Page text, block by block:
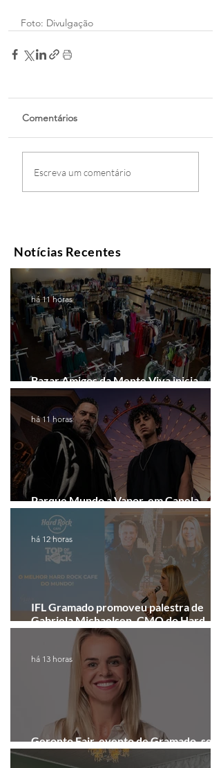
Foto: Divulgação
Comentários
Escreva um comentário
Notícias Recentes
Bazar Amigos da Mente Viva inicia
arrecadação em Gramado e Canela
há 11 horas
Parque Mundo a Vapor, em Canela,
recebe festival eletrônico em agosto
há 11 horas
IFL Gramado promoveu palestra de
Gabriela Michaelsen, CMO do Hard
Rock Cafe Gramado
há 12 horas
Geronto Fair, evento de Gramado, será
realizada em formato digital
há 13 horas